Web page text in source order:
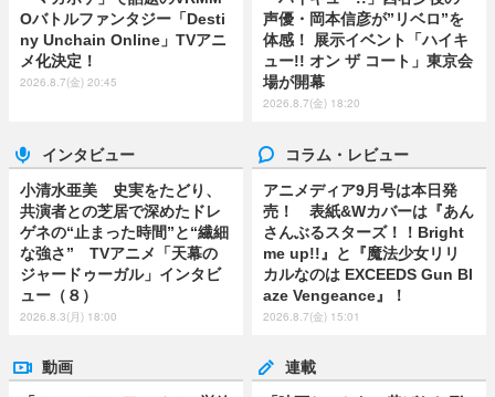
Oバトルファンタジー「Desti
ny Unchain Online」TVアニ
メ化決定！
2026.8.7(金) 20:45
声優・岡本信彦が”リベロ”を
体感！ 展示イベント「ハイキ
ュー!! オン ザ コート」東京会
場が開幕
2026.8.7(金) 18:20
インタビュー
小清水亜美 史実をたどり、
共演者との芝居で深めたドレ
ゲネの“止まった時間”と“繊細
な強さ” TVアニメ「天幕の
ジャードゥーガル」インタビ
ュー（８）
2026.8.3(月) 18:00
コラム・レビュー
アニメディア9月号は本日発
売！ 表紙&Wカバーは『あん
さんぶるスターズ！！Bright
me up!!』と『魔法少女リリ
カルなのは EXCEEDS Gun Bl
aze Vengeance』！
2026.8.7(金) 15:01
動画 連載